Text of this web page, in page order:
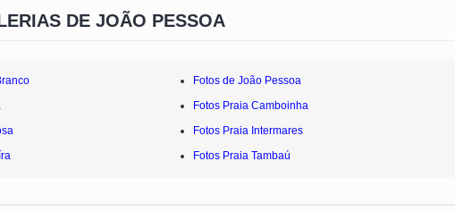
DE JOÃO PESSOA
Fotos de João Pessoa
Fotos Praia Camboinha
Fotos Praia Intermares
Fotos Praia Tambaú